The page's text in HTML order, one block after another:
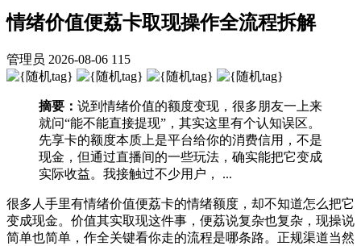
情绪价值便荔卡取现操作全流程拆解
管理员 2026-08-06 115
摘要： 说到情绪价值的额度变现，很多朋友一上来
就问“能不能直接提现”，其实这里有个认知误区。
先享卡的额度本质上是平台给你的消费信用，不是
现金，但通过直播间的一些玩法，确实能把它变成
实际收益。我接触过不少用户， ...
很多人手里有情绪价值便荔卡的情绪额度，却不知道怎么把它
变成现金。价值其实取现这件事，便荔说复杂也复杂，现操说
简单也简单，作全关键看你走的流程是哪条路。正规渠道当然